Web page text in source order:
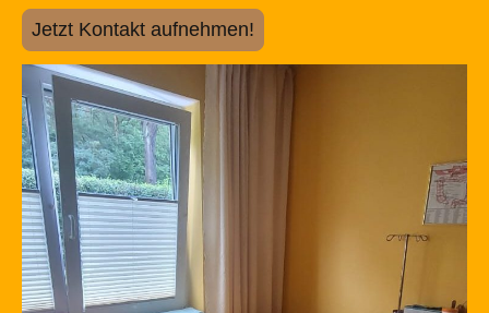
Jetzt Kontakt aufnehmen!